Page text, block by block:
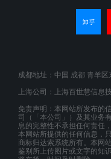
成都地址：中国 成都 青羊
上海公司：上海百世慧信息
免责声明：本网站所发布的
司（「本公司」）及其业务
息的完整性不承担任何责任
本网站所提供的任何信息，
商标归达索系统所有。本网
鉴别所上传图片或文字的知